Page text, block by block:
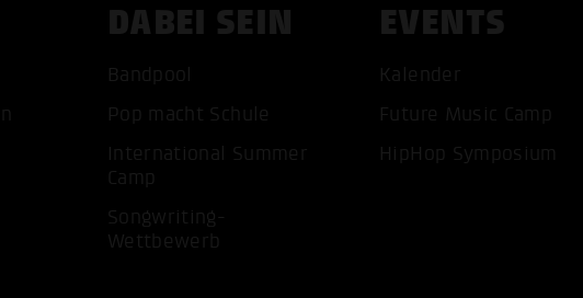
DABEI SEIN
Bandpool
Pop macht Schule
International Summer
Camp
Songwriting-
Wettbewerb
EVENTS
Kalender
Future Music Camp
HipHop Symposium